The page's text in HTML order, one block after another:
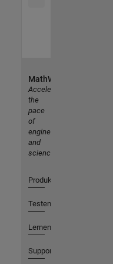
MathWorks
Accelerating
the
pace
of
engineering
and
science
Produkte
Testen oder Kaufen
Lernen
Support